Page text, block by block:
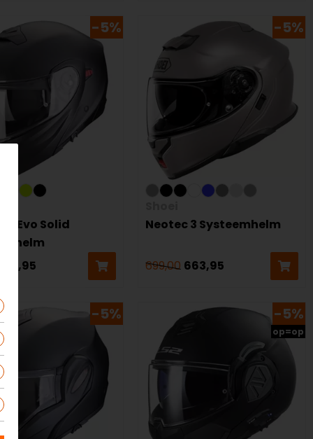
-5%
Evo Solid
217,95
-5%
Neotec 3 Systeemhelm
699,00 663,95
-5% -5%
op=op